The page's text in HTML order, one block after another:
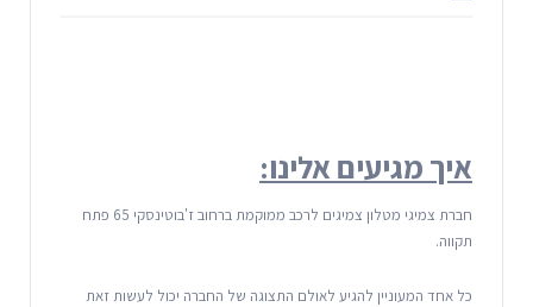
איך מגיעים אלינו:
חברת צמיגי מטלון צמיגים לרכב ממוקמת ברחוב ז'בוטינסקי 65 פתח
תקווה.
כל אחד המעוניין להגיע לאולם התצוגה של החברה יכול לעשות זאת